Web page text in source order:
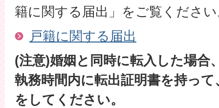
籍に関する届出」をご覧くださ
戸籍に関する届出
(注意)婚姻と同時に転入した場合
執務時間内に転出証明書を持っ
をしてください。